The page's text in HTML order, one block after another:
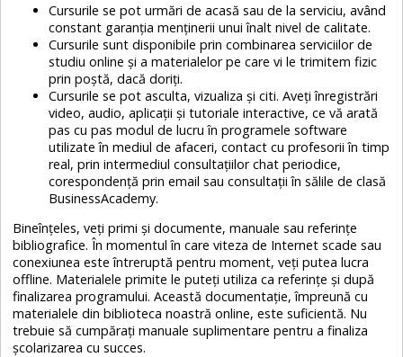
Cursurile se pot urmări de acasă sau de la serviciu, având
constant garanţia menţinerii unui înalt nivel de calitate.
Cursurile sunt disponibile prin combinarea serviciilor de
studiu online şi a materialelor pe care vi le trimitem fizic
prin poştă, dacă doriţi.
Cursurile se pot asculta, vizualiza şi citi. Aveţi înregistrări
video, audio, aplicaţii şi tutoriale interactive, ce vă arată
pas cu pas modul de lucru în programele software
utilizate în mediul de afaceri, contact cu profesorii în timp
real, prin intermediul consultaţiilor chat periodice,
corespondenţă prin email sau consultaţii în sălile de clasă
BusinessAcademy.
Bineînţeles, veţi primi şi documente, manuale sau referinţe
bibliografice. În momentul în care viteza de Internet scadesau
conexiunea este întreruptă pentru moment, veţi putea lucra
offline. Materialele primite le puteţi utiliza ca referinţe şi după
finalizarea programului. Această documentaţie, împreună cu
materialele din biblioteca noastră online, este suficientă. Nu
trebuie să cumpăraţi manuale suplimentare pentru a finaliza
şcolarizarea cu succes.